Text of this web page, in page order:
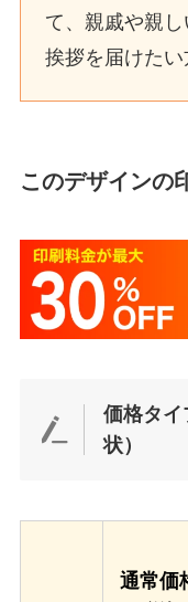
て、親戚や親
挨拶を届けたい
このデザインの
価格タ
状）
通常価